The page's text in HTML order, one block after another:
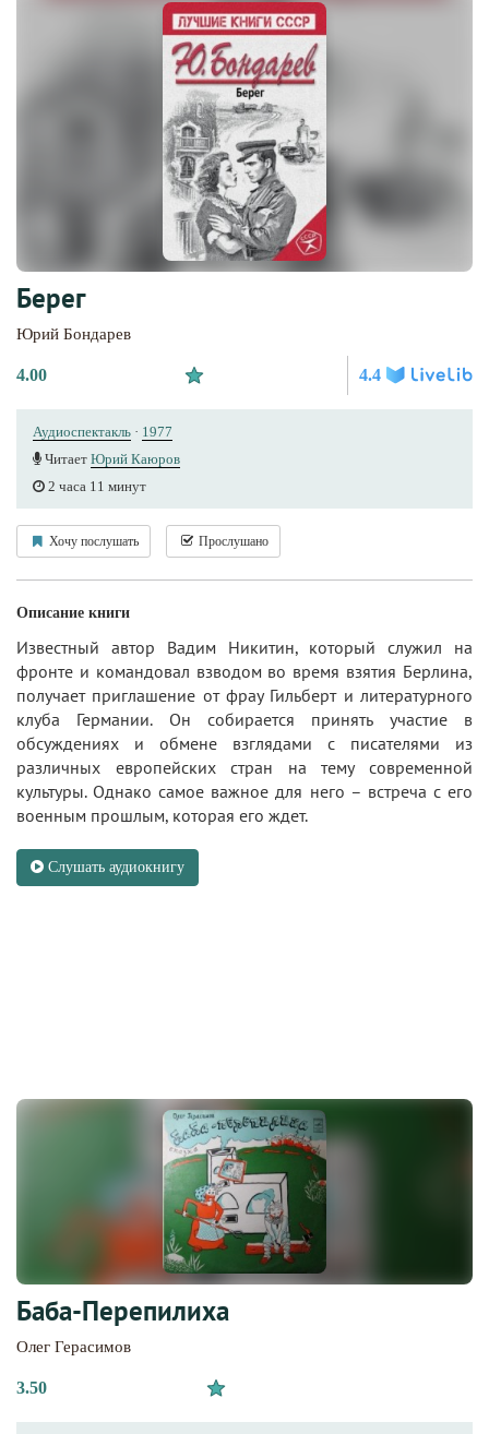
Берег
Юрий Бондарев
4.00 4.4
Аудиоспектакль · 1977
Читает Юрий Каюров
2 часа 11 минут
Хочу послушать Прослушано
Описание книги
Известный автор Вадим Никитин, который служил на
фронте и командовал взводом во время взятия Берлина,
получает приглашение от фрау Гильберт и литературного
клуба Германии. Он собирается принять участие в
обсуждениях и обмене взглядами с писателями из
различных европейских стран на тему современной
культуры. Однако самое важное для него – встреча с его
военным прошлым, которая его ждет.
Слушать аудиокнигу
Баба-Перепилиха
Олег Герасимов
3.50